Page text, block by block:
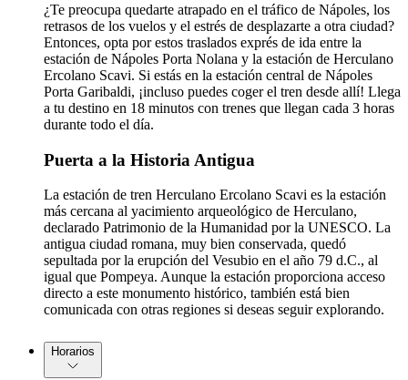
¿Te preocupa quedarte atrapado en el tráfico de Nápoles, los
retrasos de los vuelos y el estrés de desplazarte a otra ciudad?
Entonces, opta por estos traslados exprés de ida entre la
estación de Nápoles Porta Nolana y la estación de Herculano
Ercolano Scavi. Si estás en la estación central de Nápoles
Porta Garibaldi, ¡incluso puedes coger el tren desde allí! Llega
a tu destino en 18 minutos con trenes que llegan cada 3 horas
durante todo el día.
Puerta a la Historia Antigua
La estación de tren Herculano Ercolano Scavi es la estación
más cercana al yacimiento arqueológico de Herculano,
declarado Patrimonio de la Humanidad por la UNESCO. La
antigua ciudad romana, muy bien conservada, quedó
sepultada por la erupción del Vesubio en el año 79 d.C., al
igual que Pompeya. Aunque la estación proporciona acceso
directo a este monumento histórico, también está bien
comunicada con otras regiones si deseas seguir explorando.
Horarios